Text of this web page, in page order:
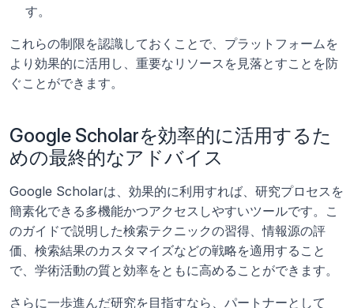
す。
これらの制限を認識しておくことで、プラットフォームを
より効果的に活用し、重要なリソースを見落とすことを防
ぐことができます。
Google Scholarを効率的に活用するた
めの最終的なアドバイス
Google Scholarは、効果的に利用すれば、研究プロセスを
簡素化できる多機能かつアクセスしやすいツールです。こ
のガイドで説明した検索テクニックの習得、情報源の評
価、検索結果のカスタマイズなどの戦略を適用すること
で、学術活動の質と効率をともに高めることができます。
さらに一歩進んだ研究を目指すなら、パートナーとして